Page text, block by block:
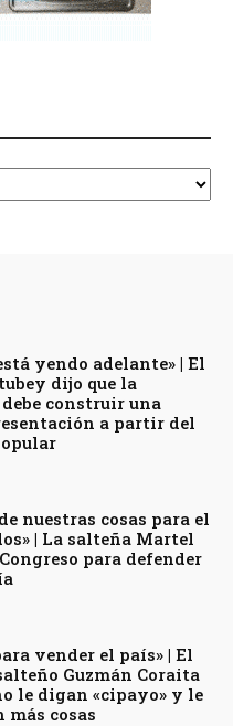
yendo adelante» | El
dijo que la
construir una
a partir del
nuestras cosas para el
| La salteña Martel
para defender
vender el país» | El
Guzmán Coraita
le digan «cipayo» y le
más cosas